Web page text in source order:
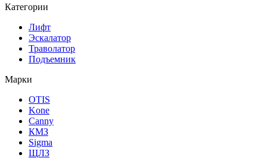
Категории
Лифт
Эскалатор
Траволатор
Подъемник
Марки
OTIS
Kone
Canny
КМЗ
Sigma
ЩЛЗ